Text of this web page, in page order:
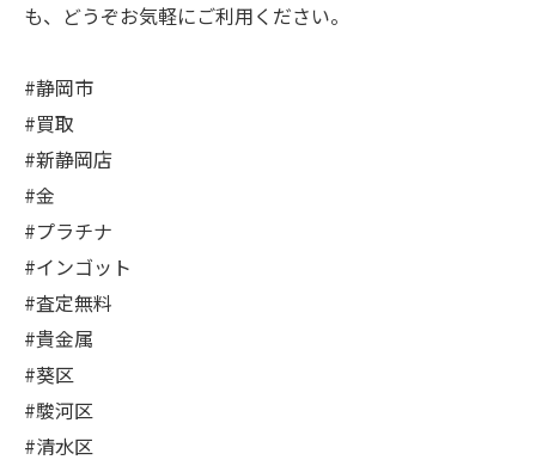
も、どうぞお気軽にご利用ください。
#静岡市
#買取
#新静岡店
#金
#プラチナ
#インゴット
#査定無料
#貴金属
#葵区
#駿河区
#清水区